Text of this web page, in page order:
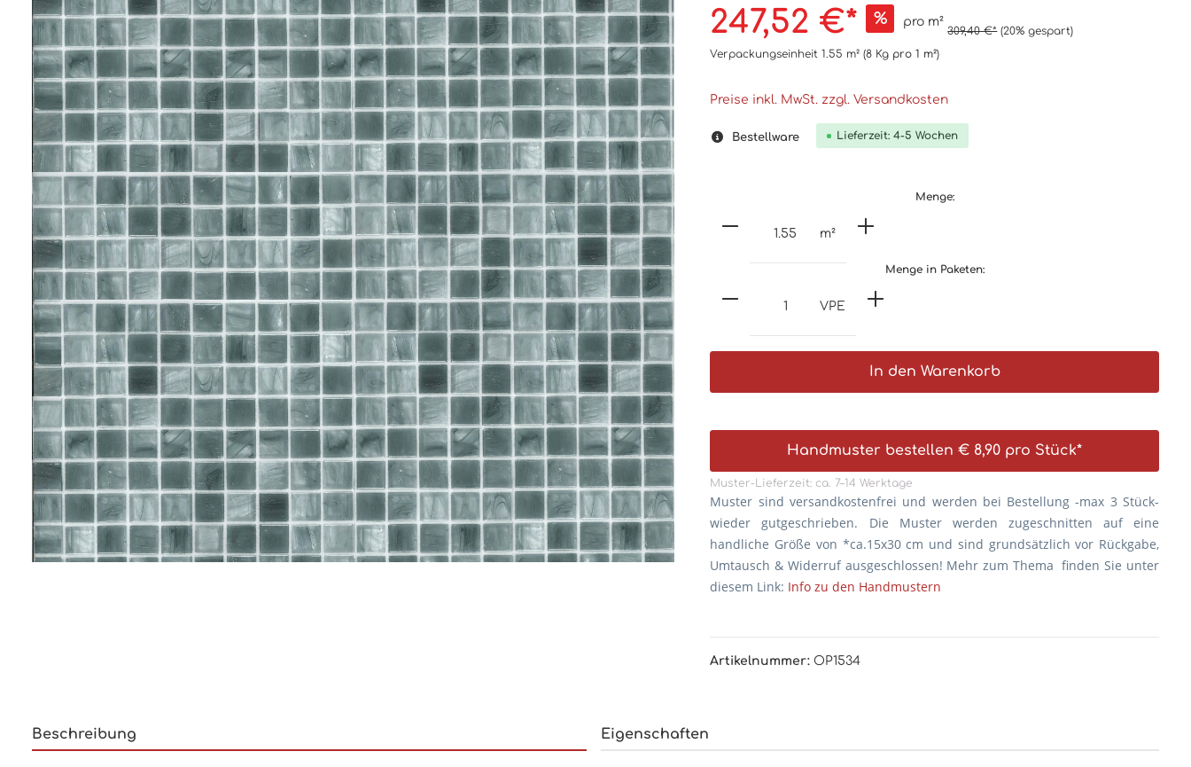
247,52 €* % pro m²
309,40 €* (20% gespart)
Verpackungseinheit 1.55 m²(8 Kg pro 1 m²)
Preise inkl. MwSt. zzgl. Versandkosten
Bestellware Lieferzeit: 4-5 Wochen
Menge:
m²
Menge in Paketen:
VPE
In den Warenkorb
Handmuster bestellen € 8,90 pro Stück*
Muster-Lieferzeit: ca. 7–14 Werktage
Muster sind versandkostenfrei und werden bei Bestellung -max 3 Stück-
wieder gutgeschrieben. Die Muster werden zugeschnitten auf eine
handliche Größe von *ca.15x30 cm und sind grundsätzlich vor Rückgabe,
Umtausch & Widerruf ausgeschlossen! Mehr zum Thema finden Sie unter
diesem Link: Info zu den Handmustern
Artikelnummer: OP1534
Beschreibung Eigenschaften